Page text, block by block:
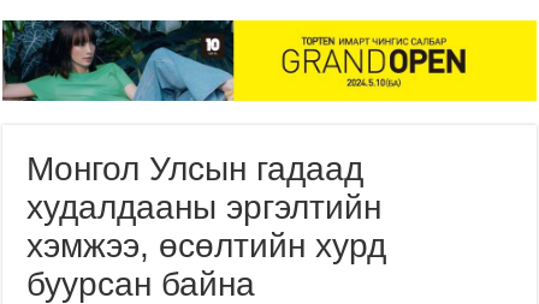
Монгол Улсын гадаад
худалдааны эргэлтийн
хэмжээ, өсөлтийн хурд
буурсан байна